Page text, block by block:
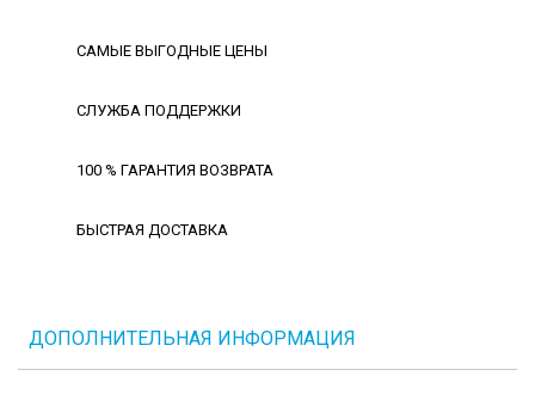
САМЫЕ ВЫГОДНЫЕ ЦЕНЫ
СЛУЖБА ПОДДЕРЖКИ
100 % ГАРАНТИЯ ВОЗВРАТА
БЫСТРАЯ ДОСТАВКА
ДОПОЛНИТЕЛЬНАЯ ИНФОРМАЦИЯ